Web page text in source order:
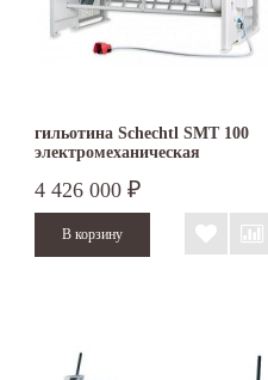
гильотина Schechtl SMT 100
электромеханическая
4 426 000 ₽